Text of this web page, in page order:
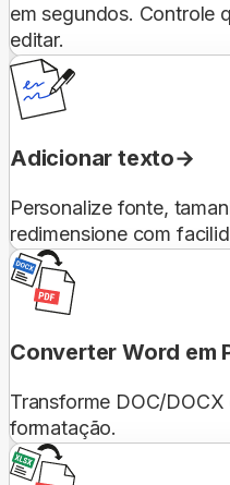
em segundos. Controle
editar.
Adicionar texto
Personalize fonte,
redimensione com
Converter Word em
Transforme DOC/DOCX
formatação.